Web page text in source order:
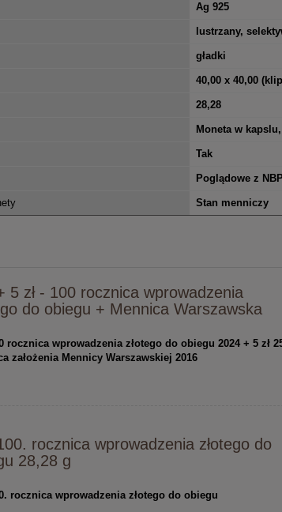
Ag 925
lustrzany,
gładki
40,00 x 40,00
28,28
Moneta w
Tak
Poglądowe z NBP
Stan menniczy
5 zł - 100 rocznica wprowadzenia
do obiegu + Mennica Warszawska
rocznica wprowadzenia złotego do obiegu 2024 + 5 zł
założenia Mennicy Warszawskiej 2016
rocznica wprowadzenia złotego do
28,28 g
rocznica wprowadzenia złotego do obiegu